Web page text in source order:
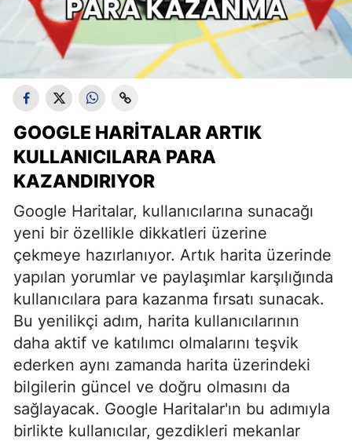
GOOGLE HARITALAR ARTIK
KULLANICILARA PARA
KAZANDIRIYOR
Google Haritalar, kullanıcılarına sunacağı
yeni bir özellikle dikkatleri üzerine
çekmeye hazırlanıyor. Artık harita üzerinde
yapılan yorumlar ve paylaşımlar karşılığında
kullanıcılara para kazanma fırsatı sunacak.
Bu yenilikçi adım, harita kullanıcılarının
daha aktif ve katılımcı olmalarını teşvik
ederken aynı zamanda harita üzerindeki
bilgilerin güncel ve doğru olmasını da
sağlayacak. Google Haritalar'ın bu adımıyla
birlikte kullanıcılar, gezdikleri mekanlar